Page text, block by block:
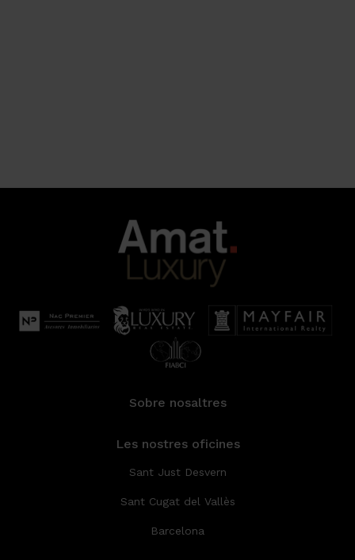
Sobre nosaltres
Les nostres oficines
Sant Just Desvern
Sant Cugat del Vallès
Barcelona